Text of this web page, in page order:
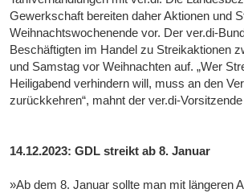
Gewerkschaft bereiten daher Aktionen und
Weihnachtswochenende vor. Der ver.di-
Beschäftigten im Handel zu Streikaktionen
und Samstag vor Weihnachten auf. „Wer
Heiligabend verhindern will, muss an den
zurückkehren“, mahnt der ver.di-
14.12.2023: GDL streikt ab 8. Januar
»Ab dem 8. Januar sollte man mit längeren